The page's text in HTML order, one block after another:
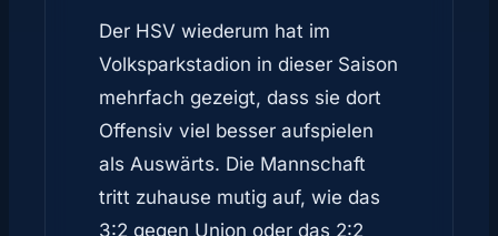
Der HSV wiederum hat im
Volksparkstadion in dieser Saison
mehrfach gezeigt, dass sie dort
Offensiv viel besser aufspielen
als Auswärts. Die Mannschaft
tritt zuhause mutig auf, wie das
3:2 gegen Union oder das 2:2